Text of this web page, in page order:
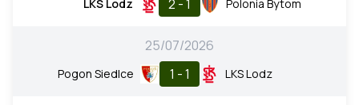
LKS Lodz 2 - 1 Polonia Bytom
25/07/2026
Pogon Siedlce 1 - 1 LKS Lodz